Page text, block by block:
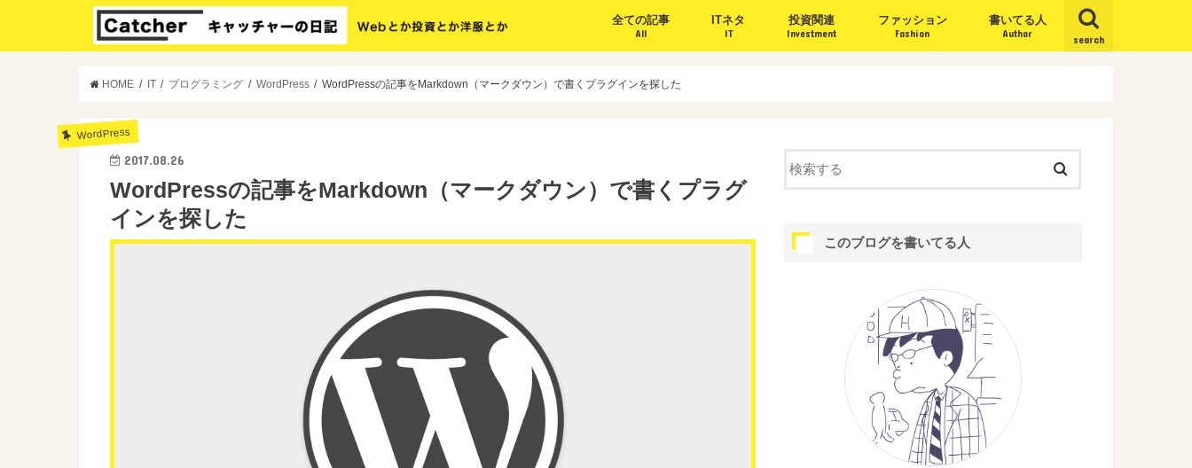
search
全ての記事
All
ITネタ
IT
投資関連
Investment
ファッション
Fashion
書いてる人
Author
HOME IT プログラミング WordPress WordPressの記事をMarkdown（マークダウン）で書くプラグインを探した
WordPress
2017.08.26
WordPressの記事をMarkdown（マークダウン）で書くプラグ
インを探した
このブログを書いてる人